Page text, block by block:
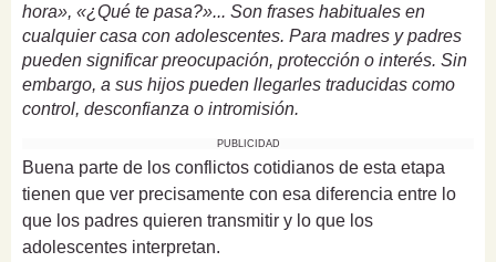
hora», «¿Qué te pasa?»... Son frases habituales en
cualquier casa con adolescentes. Para madres y padres
pueden significar preocupación, protección o interés. Sin
embargo, a sus hijos pueden llegarles traducidas como
control, desconfianza o intromisión.
PUBLICIDAD
Buena parte de los conflictos cotidianos de esta etapa
tienen que ver precisamente con esa diferencia entre lo
que los padres quieren transmitir y lo que los
adolescentes interpretan.